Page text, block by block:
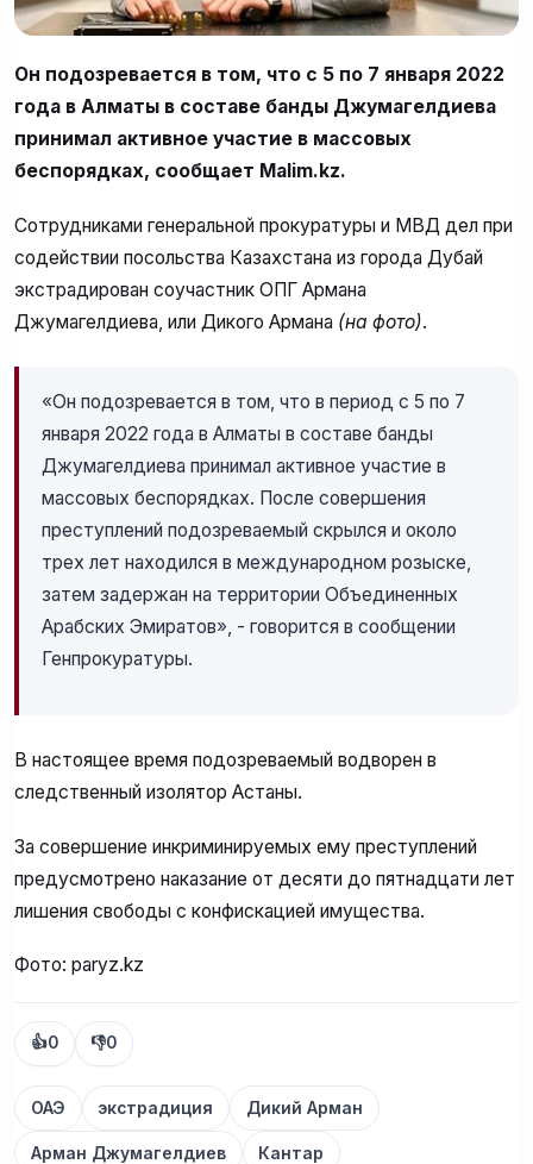
Он подозревается в том, что с 5 по 7 января 2022
года в Алматы в составе банды Джумагелдиева
принимал активное участие в массовых
беспорядках, сообщает Malim.kz.
Сотрудниками генеральной прокуратуры и МВД дел при
содействии посольства Казахстана из города Дубай
экстрадирован соучастник ОПГ Армана
Джумагелдиева, или Дикого Армана (на фото).
«Он подозревается в том, что в период с 5 по 7
января 2022 года в Алматы в составе банды
Джумагелдиева принимал активное участие в
массовых беспорядках. После совершения
преступлений подозреваемый скрылся и около
трех лет находился в международном розыске,
затем задержан на территории Объединенных
Арабских Эмиратов», - говорится в сообщении
Генпрокуратуры.
В настоящее время подозреваемый водворен в
следственный изолятор Астаны.
За совершение инкриминируемых ему преступлений
предусмотрено наказание от десяти до пятнадцати лет
лишения свободы с конфискацией имущества.
Фото: paryz.kz
👍0 👎0
ОАЭ экстрадиция Дикий Арман
Арман Джумагелдиев Кантар